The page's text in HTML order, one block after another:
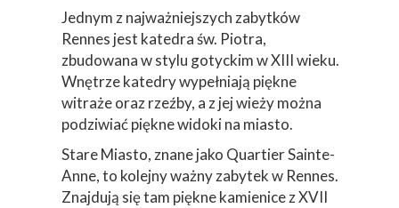
Jednym z najważniejszych zabytków
Rennes jest katedra św. Piotra,
zbudowana w stylu gotyckim w XIII wieku.
Wnętrze katedry wypełniają piękne
witraże oraz rzeźby, a z jej wieży można
podziwiać piękne widoki na miasto.
Stare Miasto, znane jako Quartier Sainte-
Anne, to kolejny ważny zabytek w Rennes.
Znajdują się tam piękne kamienice z XVII